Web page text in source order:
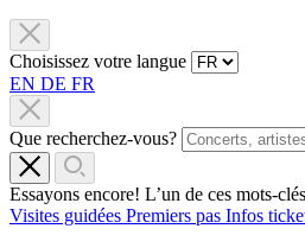
Choisissez votre langue
EN DE FR
Que recherchez-vous?
Essayons encore! L’un de ces mots-
Visites guidées Premiers pas Infos